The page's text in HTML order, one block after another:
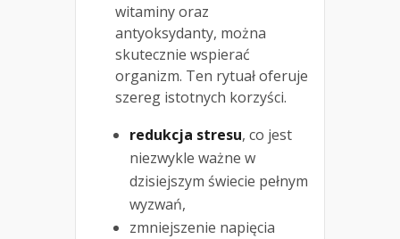
witaminy oraz
antyoksydanty, można
skutecznie wspierać
organizm. Ten rytuał oferuje
szereg istotnych korzyści.
redukcja stresu, co jest
niezwykle ważne w
dzisiejszym świecie pełnym
wyzwań,
zmniejszenie napięcia